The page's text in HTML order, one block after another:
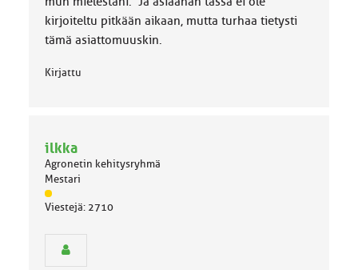
kirjoiteltu pitkään aikaan, mutta turhaa tietysti
tämä asiattomuuskin.
Kirjattu
ilkka
Agronetin kehitysryhmä
Mestari
J
ä
Viestejä: 2710